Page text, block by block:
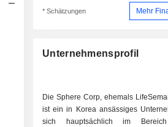
* Schätzungen Mehr
Unternehmensprofil
Die Sphere Corp, ehemals
ist ein in Korea ansässiges
sich hauptsächlich im